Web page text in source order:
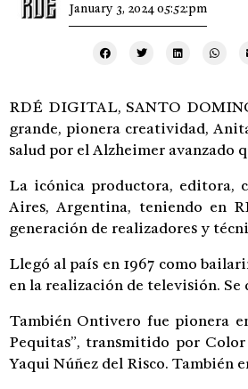
January 3, 2024 05:52:pm
RDÉ DIGITAL, SANTO
grande, pionera creatividad,
salud por el Alzheimer avanzado
La icónica productora, editora,
Aires, Argentina, teniendo en
generación de realizadores y
Llegó al país en 1967 como
en la realización de televisión.
También Ontivero fue pionera
Pequitas”, transmitido por
Yaqui Núñez del Risco. También